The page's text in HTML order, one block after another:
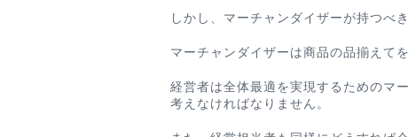
しかし、マーチャンダイザーが持つべ
マーチャンダイザーは商品の品揃えて
経営者は全体最適を実現するためのマ
考えなければなりません。